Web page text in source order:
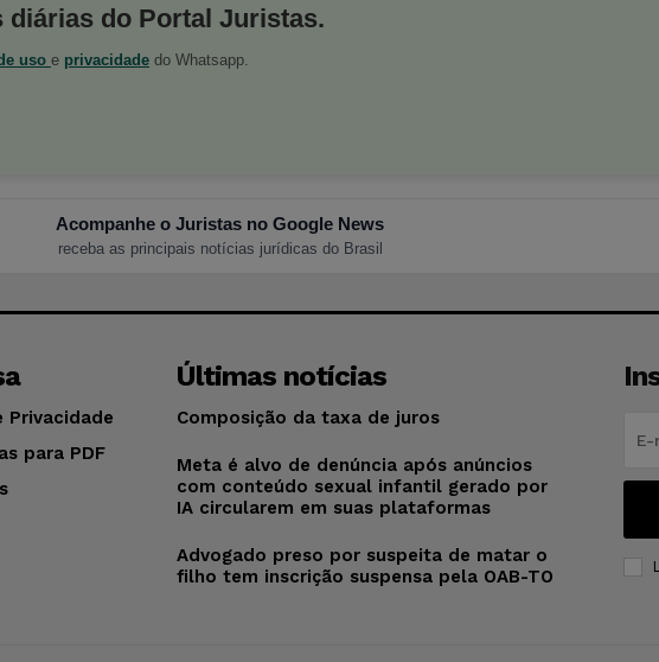
diárias do Portal Juristas.
uso e privacidade do Whatsapp.
Acompanhe o Juristas no Google News
receba as principais notícias jurídicas do Brasil
Privacidade
para PDF
Últimas notícias
Composição da taxa de juros
Meta é alvo de denúncia após anúncios
com conteúdo sexual infantil gerado por
IA circularem em suas plataformas
Advogado preso por suspeita de matar o
filho tem inscrição suspensa pela OAB-TO